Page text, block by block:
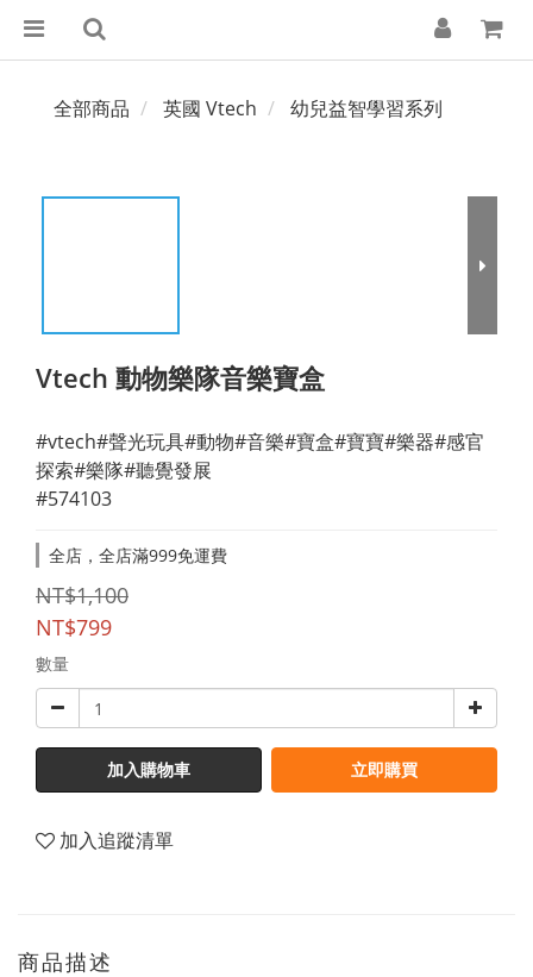
全部商品 英國 Vtech 幼兒益智學習系列
Vtech 動物樂隊音樂寶盒
#vtech#聲光玩具#動物#音樂#寶盒#寶寶#樂器#感官
探索#樂隊#聽覺發展
#574103
全店，全店滿999免運費
NT$1,100
NT$799
數量
加入購物車 立即購買
加入追蹤清單
商品描述